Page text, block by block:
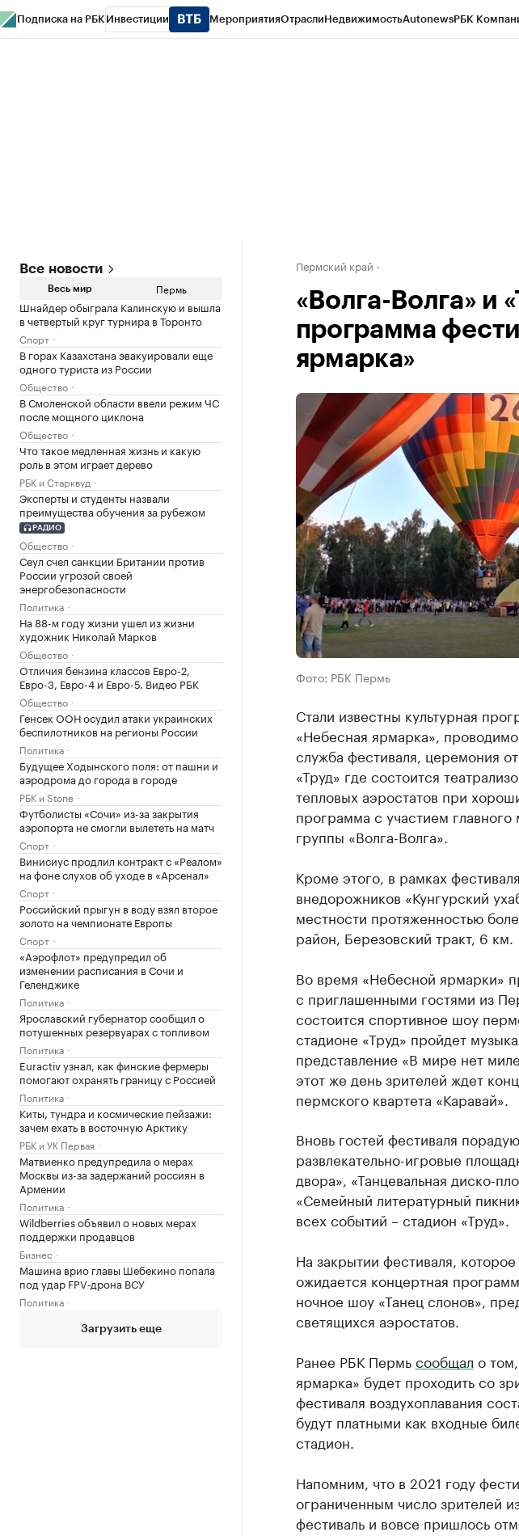
Подписка на РБК Инвестиции МероприятияОтраслиНедвижимостьAutonewsРБК
Все новости
Весь мир Пермь
Шнайдер обыграла Калинскую и вышла
в четвертый круг турнира в Торонто
Спорт
В горах Казахстана эвакуировали еще
одного туриста из России
Общество
В Смоленской области ввели режим ЧС
после мощного циклона
Общество
Что такое медленная жизнь и какую
роль в этом играет дерево
РБК и Старквуд
Эксперты и студенты назвали
преимущества обучения за рубежом
РАДИО
Общество
Сеул счел санкции Британии против
России угрозой своей
энергобезопасности
Политика
На 88-м году жизни ушел из жизни
художник Николай Марков
Общество
Отличия бензина классов Евро-2,
Евро-3, Евро-4 и Евро-5. Видео РБК
Общество
Генсек ООН осудил атаки украинских
беспилотников на регионы России
Политика
Будущее Ходынского поля: от пашни и
аэродрома до города в городе
РБК и Stone
Футболисты «Сочи» из-за закрытия
аэропорта не смогли вылететь на матч
Спорт
Винисиус продлил контракт с «Реалом»
на фоне слухов об уходе в «Арсенал»
Спорт
Российский прыгун в воду взял второе
золото на чемпионате Европы
Спорт
«Аэрофлот» предупредил об
изменении расписания в Сочи и
Геленджике
Политика
Ярославский губернатор сообщил о
потушенных резервуарах с топливом
Политика
Euractiv узнал, как финские фермеры
помогают охранять границу с Россией
Политика
Киты, тундра и космические пейзажи:
зачем ехать в восточную Арктику
РБК и УК Первая
Матвиенко предупредила о мерах
Москвы из-за задержаний россиян в
Армении
Политика
Wildberries объявил о новых мерах
поддержки продавцов
Бизнес
Машина врио главы Шебекино попала
под удар FPV‑дрона ВСУ
Политика
Загрузить еще
Пермский край
«Волга-Волга» и
программа
ярмарка»
Фото: РБК Пермь
Стали известны культурная
«Небесная ярмарка»,
служба фестиваля, церемония
«Труд» где состоится
тепловых аэростатов при
программа с участием главного
группы «Волга-Волга».
Кроме этого, в рамках
внедорожников «Кунгурский
местности протяженностью
район, Березовский тракт, 6 км.
Во время «Небесной ярмарки»
с приглашенными гостями из
состоится спортивное шоу
стадионе «Труд» пройдет
представление «В мире нет
этот же день зрителей ждет
пермского квартета «Каравай».
Вновь гостей фестиваля
развлекательно-игровые
двора», «Танцевальная диско-
«Семейный литературный
всех событий – стадион «Труд».
На закрытии фестиваля,
ожидается концертная
ночное шоу «Танец слонов»,
светящихся аэростатов.
Ранее РБК Пермьсообщал о
ярмарка» будет проходить со
фестиваля воздухоплавания
будут платными как входные
стадион.
Напомним, что в 2021 году
ограниченным число зрителей
фестиваль и вовсе пришлось